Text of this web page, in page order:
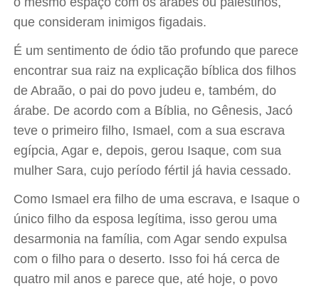
que consideram inimigos figadais.
É um sentimento de ódio tão profundo que parece
encontrar sua raiz na explicação bíblica dos filhos
de Abraão, o pai do povo judeu e, também, do
árabe. De acordo com a Bíblia, no Gênesis, Jacó
teve o primeiro filho, Ismael, com a sua escrava
egípcia, Agar e, depois, gerou Isaque, com sua
mulher Sara, cujo período fértil já havia cessado.
Como Ismael era filho de uma escrava, e Isaque o
único filho da esposa legítima, isso gerou uma
desarmonia na família, com Agar sendo expulsa
com o filho para o deserto. Isso foi há cerca de
quatro mil anos e parece que, até hoje, o povo